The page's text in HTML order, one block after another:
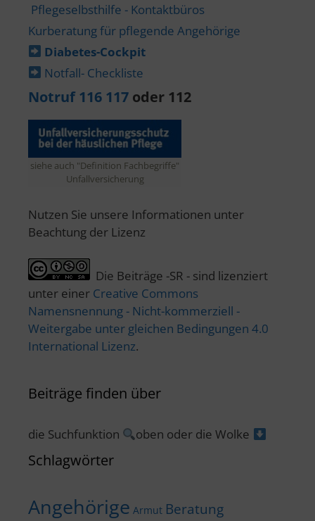
Pflegeselbsthilfe - Kontaktbüros
Kurberatung für pflegende Angehörige
Diabetes-​Cockpit
Notfall- Checkliste
Notruf 116 117 oder 112
siehe auch "Definition Fachbegriffe"
Unfallversicherung
Nutzen Sie unsere Informationen unter
Beachtung der Lizenz
Die Beiträge -SR - sind lizenziert
unter einer Creative Commons
Namensnennung - Nicht-kommerziell -
Weitergabe unter gleichen Bedingungen 4.0
International Lizenz.
Beiträge finden über
die Suchfunktion oben oder die Wolke
Schlagwörter
Angehörige Armut Beratung